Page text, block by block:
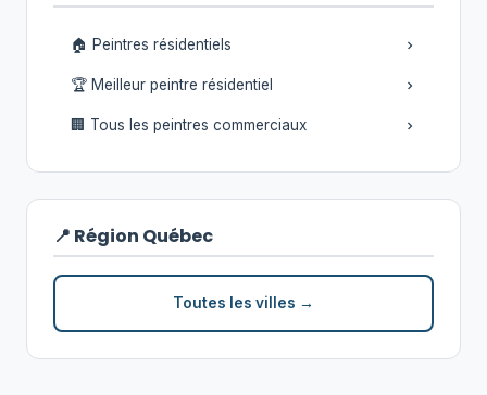
🏠 Peintres résidentiels
🏆 Meilleur peintre résidentiel
🏢 Tous les peintres commerciaux
📍 Région Québec
Toutes les villes →